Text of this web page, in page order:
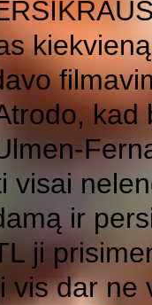
visai
ir
ji
vis dar